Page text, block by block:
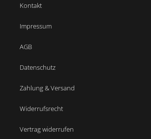
Kontakt
Impressum
AGB
Datenschutz
Zahlung & Versand
Widerrufsrecht
Vertrag widerrufen